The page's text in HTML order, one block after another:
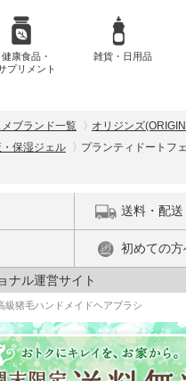
健康食品・
プリメント
雑貨・日用品
ブランド一覧 オリジンズ
保湿ジェル
プランティドートフ
送料・配送
初めての方
ナル運営サイト
級猪毛ハンドメイドヘアブラシ
プライバシーポリシー
医薬品販売